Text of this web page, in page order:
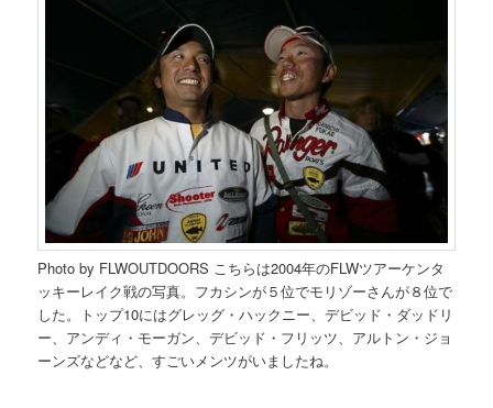
Photo by FLWOUTDOORS こちらは2004年のFLWツアーケンタ
ッキーレイク戦の写真。フカシンが５位でモリゾーさんが８位で
した。トップ10にはグレッグ・ハックニー、デビッド・ダッドリ
ー、アンディ・モーガン、デビッド・フリッツ、アルトン・ジョ
ーンズなどなど、すごいメンツがいましたね。